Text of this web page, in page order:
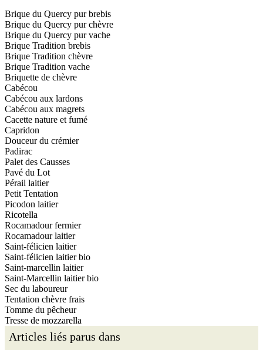
Brique du Quercy pur brebis
Brique du Quercy pur chèvre
Brique du Quercy pur vache
Brique Tradition brebis
Brique Tradition chèvre
Brique Tradition vache
Briquette de chèvre
Cabécou
Cabécou aux lardons
Cabécou aux magrets
Cacette nature et fumé
Capridon
Douceur du crémier
Padirac
Palet des Causses
Pavé du Lot
Pérail laitier
Petit Tentation
Picodon laitier
Ricotella
Rocamadour fermier
Rocamadour laitier
Saint-félicien laitier
Saint-félicien laitier bio
Saint-marcellin laitier
Saint-Marcellin laitier bio
Sec du laboureur
Tentation chèvre frais
Tomme du pêcheur
Tresse de mozzarella
Articles liés parus dans